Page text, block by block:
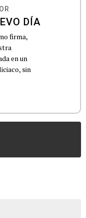
DÍA
firma,
en un
sin